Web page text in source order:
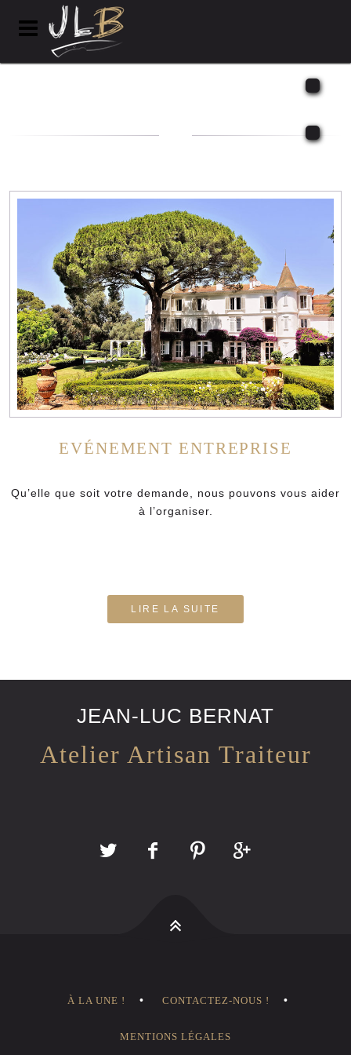
EVÉNEMENT ENTREPRISE
Qu’elle que soit votre demande, nous pouvons vous aider
à l’organiser.
LIRE LA SUITE
JEAN-LUC BERNAT
Atelier Artisan Traiteur
À LA UNE ! CONTACTEZ-NOUS !
MENTIONS LÉGALES